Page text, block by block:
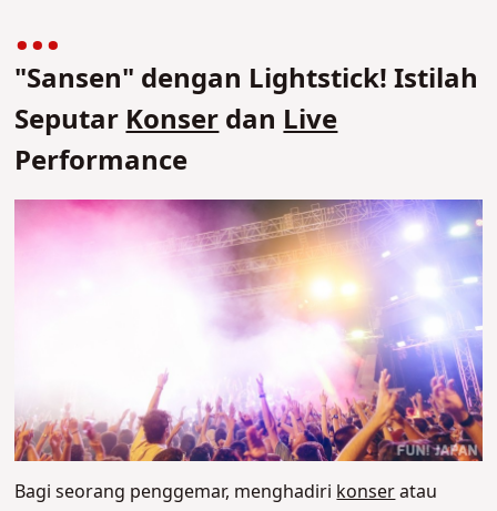
"Sansen" dengan Lightstick! Istilah
SeputarKonserdanLive
Performance
Bagi seorang penggemar, menghadirikonseratau